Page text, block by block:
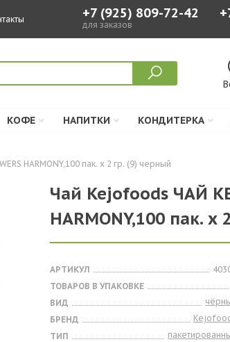
+7 (925) 809-72-42
для заказов
КОФЕ НАПИТКИ КОНДИТЕРКА
HARMONY,100 пак. х 2 гр. (9) черный
Чай Kejofoods ЧАЙ
HARMONY,100 пак.
АРТИКУЛ
ТОВАРОВ В УПАКОВКЕ
ВИД
БРЕНД
ТИП